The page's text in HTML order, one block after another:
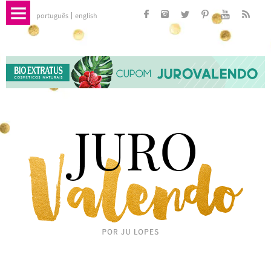
português english